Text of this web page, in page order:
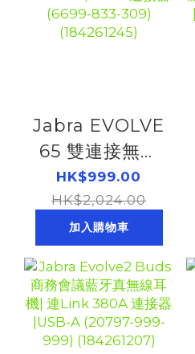
Jabra EVOLVE
65 雙連接無線
頭戴式耳機|連
Link 380/390
A連接器(6699-
(184261245)
HK$999.00
HK$2,024.00
加入購物車